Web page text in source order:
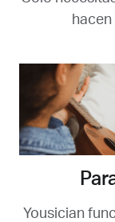
Yousician